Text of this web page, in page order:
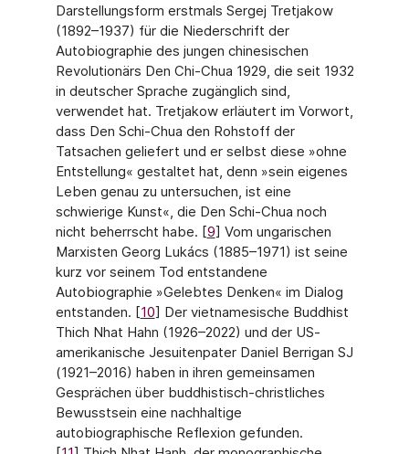
Darstellungsform erstmals Sergej Tretjakow
(1892–1937) für die Nie­derschrift der
Autobiographie des jungen chinesischen
Revolutionärs Den Chi-Chua 1929, die seit 1932
in deutscher Sprache zugänglich sind,
verwendet hat. Tretjakow erläutert im Vorwort,
dass Den Schi-Chua den Rohstoff der
Tatsachen geliefert und er selbst diese »ohne
Entstellung« gestaltet hat, denn »sein eigenes
Leben genau zu unter­suchen, ist eine
schwierige Kunst«, die Den Schi-Chua noch
nicht beherrscht habe. [9] Vom ungarischen
Marxisten Georg Lukács (1885–1971) ist seine
kurz vor seinem Tod entstandene
Autobiographie »Gelebtes Denken« im Dialog
entstanden. [10] Der vietname­sische Buddhist
Thich Nhat Hahn (1926–2022) und der US-
amerikanische Jesuiten­pater Daniel Berrigan SJ
(1921–2016) haben in ihren gemeinsamen
Gesprächen über buddhistisch-christliches
Bewusstsein eine nachhaltige
autobiographische Reflexion gefunden.